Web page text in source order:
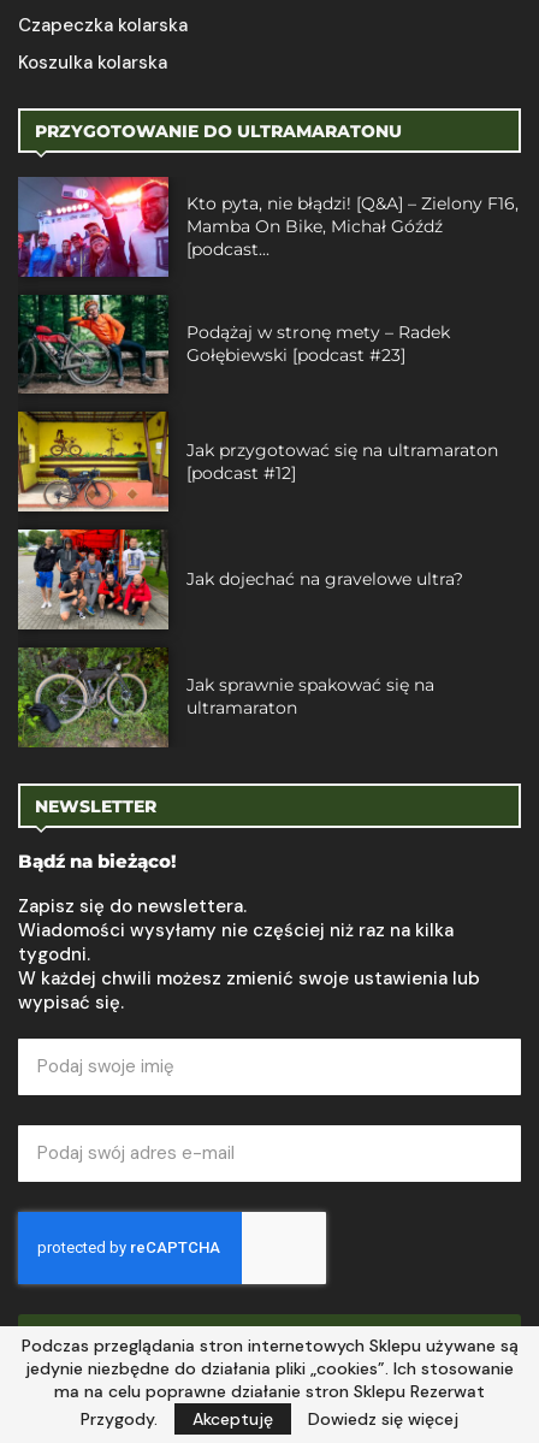
Czapeczka kolarska
Koszulka kolarska
PRZYGOTOWANIE DO ULTRAMARATONU
Kto pyta, nie błądzi! [Q&A] – Zielony F16,
Mamba On Bike, Michał Góźdź
[podcast...
Podążaj w stronę mety – Radek
Gołębiewski [podcast #23]
Jak przygotować się na ultramaraton
[podcast #12]
Jak dojechać na gravelowe ultra?
Jak sprawnie spakować się na
ultramaraton
NEWSLETTER
Bądź na bieżąco!
Zapisz się do newslettera.
Wiadomości wysyłamy nie częściej niż raz na kilka
tygodni.
W każdej chwili możesz zmienić swoje ustawienia lub
wypisać się.
ZAPISZ SIĘ
©2020-2024 Piotr Wierzbowski
Podczas przeglądania stron internetowych Sklepu używane są
jedynie niezbędne do działania pliki „cookies”. Ich stosowanie
ma na celu poprawne działanie stron Sklepu Rezerwat
Przygody.
Akceptuję Dowiedz się więcej